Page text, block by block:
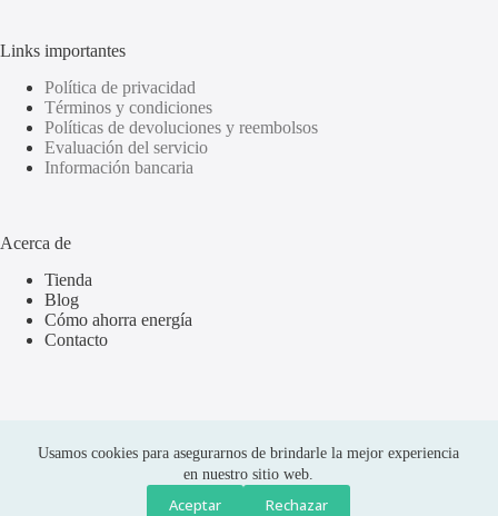
Usamos cookies para asegurarnos de brindarle la mejor experiencia
en nuestro sitio web.
Aceptar Rechazar
Links importantes
Política de privacidad
Términos y condiciones
Políticas de devoluciones y reembolsos
Evaluación del servicio
Información bancaria
Acerca de
Tienda
Blog
Cómo ahorra energía
Contacto